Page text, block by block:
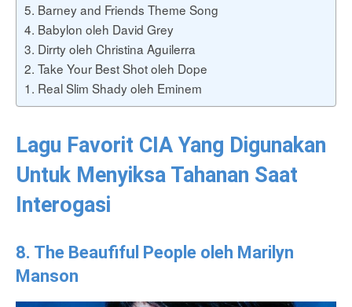
5. Barney and Friends Theme Song
4. Babylon oleh David Grey
3. Dirrty oleh Christina Aguilerra
2. Take Your Best Shot oleh Dope
1. Real Slim Shady oleh Eminem
Lagu Favorit CIA Yang Digunakan
Untuk Menyiksa Tahanan Saat
Interogasi
8. The Beaufiful People oleh Marilyn
Manson